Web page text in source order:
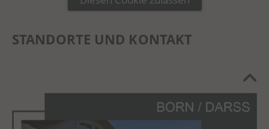
STANDORTE UND KONTAKT